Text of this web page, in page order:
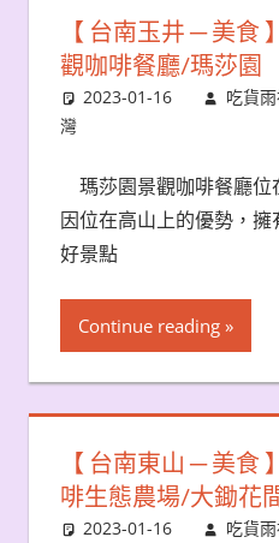
【 台南玉井 ─ 美食
觀咖啡餐廳/瑪莎園
2023-01-16 吃貨
灣
瑪莎園景觀咖啡餐廳位
因位在高山上的優勢，
好景點
Continue reading
【 台南東山 ─ 美食
啡生態農場/大鋤花
2023-01-16 吃貨